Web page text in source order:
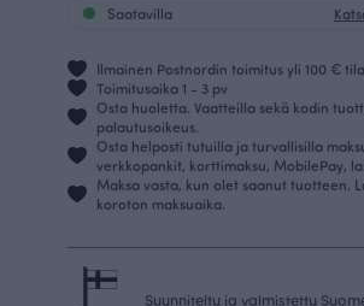
Saatavilla
Ilmainen Postnordin toimitus yli 100 €
Toimitusaika 1 - 3 pv
Osta huoletta. Vaatteilla sekä kodin
palautusoikeus.
Osta helposti tutuilla ja turvallisilla
verkkopankit, korttimaksu, MobilePay,
Maksa vasta, kun olet saanut tuotteen.
koroton maksuaika.
Suunniteltu ja valmistettu